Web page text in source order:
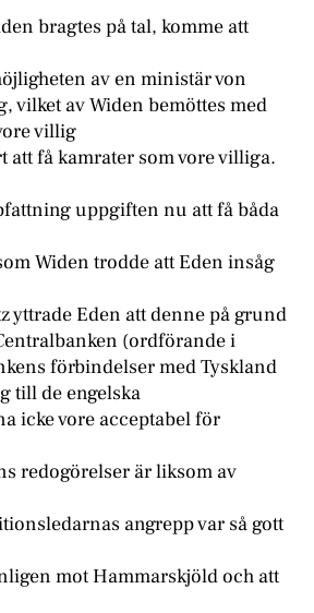
bragtes på tal, komme att
av en ministär von
vilket av Widen bemöttes med
villig
att få kamrater som vore villiga.
uppgiften nu att få båda
Widen trodde att Eden insåg
yttrade Eden att denne på grund
(ordförande i
förbindelser med Tyskland
till de engelska
icke vore acceptabel för
redogörelser är liksom av
angrepp var så gott
mot Hammarskjöld och att